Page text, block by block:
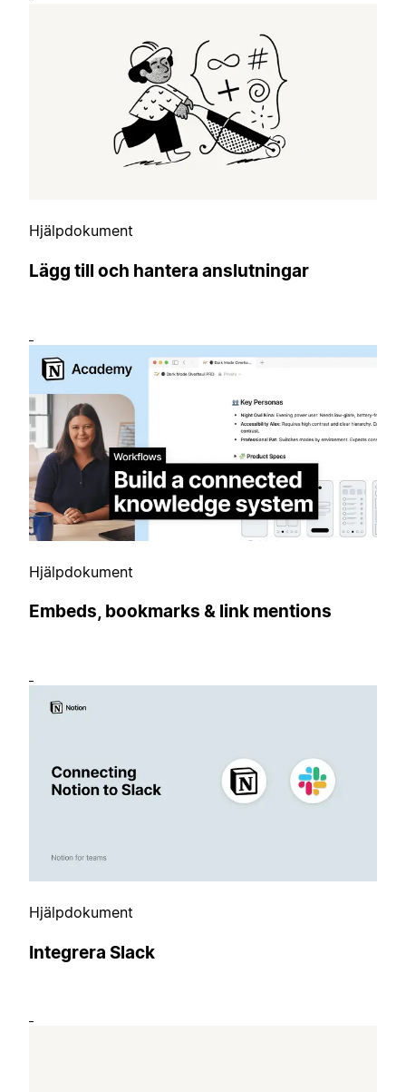
Hjälpdokument
Lägg till och hantera anslutningar
Hjälpdokument
Embeds, bookmarks & link mentions
Hjälpdokument
Integrera Slack